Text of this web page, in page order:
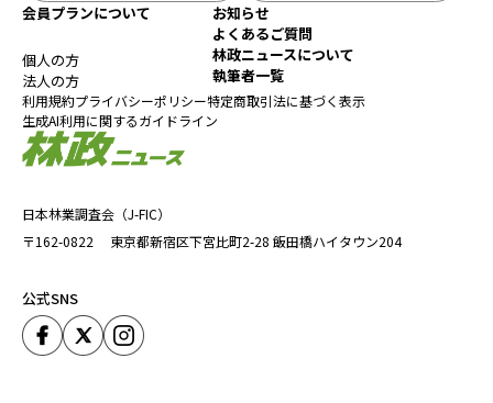
日本林業調査会（J-FIC）
〒162-0822
東京都新宿区下宮比町2-28 飯田橋ハイタウン204
公式SNS
会員プランについて
個人の方
法人の方
お知らせ
よくあるご質問
林政ニュースについて
執筆者一覧
利用規約プライバシーポリシー特定商取引法に基づく表示
生成AI利用に関するガイドライン